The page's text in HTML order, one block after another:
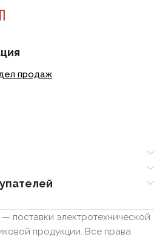
продаж
поставки электротехнической
продукции. Все права